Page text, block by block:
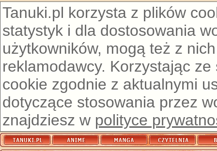
Tanuki.pl korzysta z plików
statystyk i dla dostosowania
użytkowników, mogą też z
reklamodawcy. Korzystając
cookie zgodnie z aktualnymi
dotyczące stosowania przez
znajdziesz w polityce